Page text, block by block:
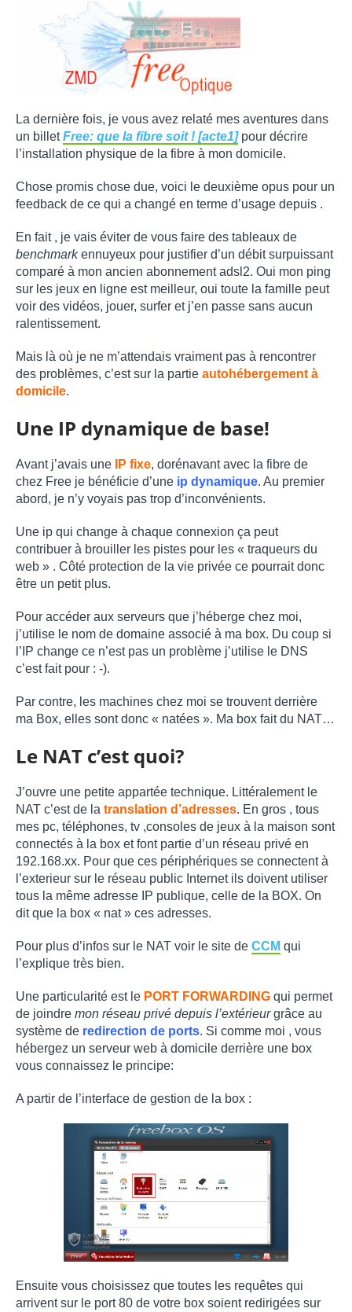
La dernière fois, je vous avez relaté mes aventures dans
un billetFree: que la fibre soit ! [acte1]pour décrire
l’installation physique de la fibre à mon domicile.
Chose promis chose due, voici le deuxième opus pour un
feedback de ce qui a changé en terme d’usage depuis .
En fait , je vais éviter de vous faire des tableaux de
benchmarkennuyeux pour justifier d’un débit surpuissant
comparé à mon ancien abonnement adsl2. Oui mon ping
sur les jeux en ligne est meilleur, oui toute la famille peut
voir des vidéos, jouer, surfer et j’en passe sans aucun
ralentissement.
Mais là où je ne m’attendais vraiment pas à rencontrer
des problèmes, c’est sur la partie autohébergement à
domicile.
Une IP dynamique de base!
Avant j’avais une IP fixe, dorénavant avec la fibre de
chez Free je bénéficie d’une ip dynamique. Au premier
abord, je n’y voyais pas trop d’inconvénients.
Une ip qui change à chaque connexion ça peut
contribuer à brouiller les pistes pour les « traqueurs du
web » . Côté protection de la vie privée ce pourrait donc
être un petit plus.
Pour accéder aux serveurs que j’héberge chez moi,
j’utilise le nom de domaine associé à ma box. Du coup si
l’IP change ce n’est pas un problème j’utilise le DNS
c’est fait pour : -).
Par contre, les machines chez moi se trouvent derrière
ma Box, elles sont donc « natées ». Ma box fait du NAT…
Le NAT c’est quoi?
J’ouvre une petite appartée technique. Littéralement le
NAT c’est de la translation d’adresses. En gros , tous
mes pc, téléphones, tv ,consoles de jeux à la maison sont
connectés à la box et font partie d’un réseau privé en
192.168.xx. Pour que ces périphériques se connectent à
l’exterieur sur le réseau public Internet ils doivent utiliser
tous la même adresse IP publique, celle de la BOX. On
dit que la box « nat » ces adresses.
Pour plus d’infos sur le NAT voir le site de CCM qui
l’explique très bien.
Une particularité est le PORT FORWARDING qui permet
de joindre mon réseau privé depuis l’extérieurgrâce au
système de redirection de ports. Si comme moi , vous
hébergez un serveur web à domicile derrière une box
vous connaissez le principe:
A partir de l’interface de gestion de la box :
Ensuite vous choisissez que toutes les requêtes qui
arrivent sur le port 80 de votre box soient redirigées sur